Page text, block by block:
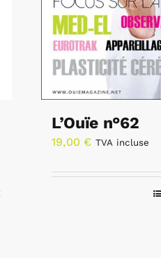
L’Ouïe n°62
19,00 € TVA incluse